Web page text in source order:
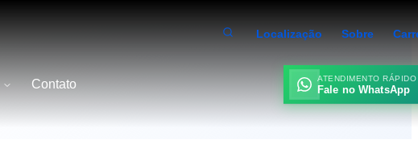
Localização Sobre
Contato ATENDIMENTO RÁPIDO
Fale no WhatsApp